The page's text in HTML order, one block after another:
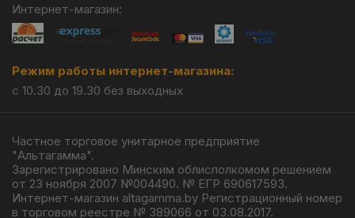
Интернет-магазин:
Режим работы интернет-магазина:
с 10.30 до 19.30 без выходных
Частное торговое унитарное предприятие
"Альтагамма".
Зарегистрировано Минским облисполкомом решением
от 23 ноября 2007 №004490. № ЕГР 690617593.
Интернет-магазин altagamma.by Регистрационный номер
в торговом реестре № 389066 от 03.08.2017.